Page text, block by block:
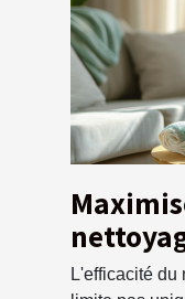
un
L'efficacité du